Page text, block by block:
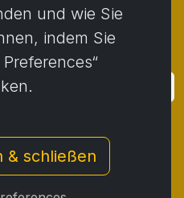
- 2026
/ Privatsphäre
und wie Sie
indem Sie
& schließen